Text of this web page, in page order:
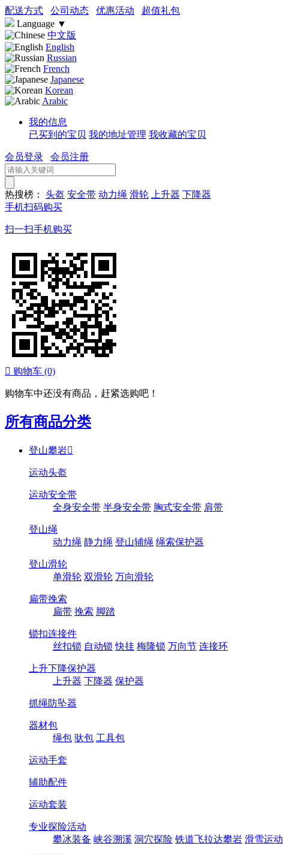
配送方式 公司动态 优惠活动
超值礼包
Language ▼
中文版
English
Russian
French
Japanese
Korean
Arabic
我的信息
已买到的宝贝 我的地址管理 我收藏的宝贝
会员登录 会员注册
热搜榜： 头盔 安全带 动力绳 滑轮 上升器 下降器
手机扫码购买
扫一扫手机购买
 购物车 (0)
购物车中还没有商品，赶紧选购吧！
所有商品分类
登山攀岩
运动头盔
运动安全带
全身安全带 半身安全带 胸式安全带 肩带
登山绳
动力绳 静力绳 登山辅绳 绳索保护器
登山滑轮
单滑轮 双滑轮 万向滑轮
扁带挽索
扁带 挽索 脚踏
锁扣连接件
丝扣锁 自动锁 快挂 梅隆锁 万向节 连接环
上升下降保护器
上升器 下降器 保护器
抓绳防坠器
器材包
绳包 驮包 工具包
运动手套
辅助配件
运动套装
专业探险活动
攀冰装备 峡谷溯溪 洞穴探险 铁道飞拉达攀岩 滑雪运动